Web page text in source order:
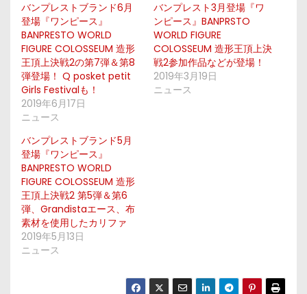
バンプレストブランド6月
登場『ワンピース』
BANPRESTO WORLD
FIGURE COLOSSEUM 造形
王頂上決戦2の第7弾＆第8
弾登場！ Q posket petit
Girls Festivalも！
2019年6月17日
ニュース
バンプレスト3月登場『ワ
ンピース』BANPRSTO
WORLD FIGURE
COLOSSEUM 造形王頂上決
戦2参加作品などが登場！
2019年3月19日
ニュース
バンプレストブランド5月
登場『ワンピース』
BANPRESTO WORLD
FIGURE COLOSSEUM 造形
王頂上決戦2 第5弾＆第6
弾、Grandistaエース、布
素材を使用したカリファ
2019年5月13日
ニュース